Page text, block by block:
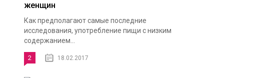
женщин
Как предполагают самые последние
исследования, употребление пищи с низким
содержанием...
2 18.02.2017